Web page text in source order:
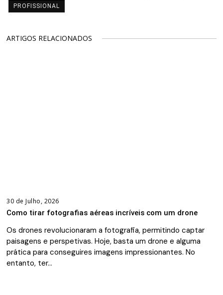
PROFISSIONAL
ARTIGOS RELACIONADOS
30 de Julho, 2026
Como tirar fotografias aéreas incríveis com um drone
Os drones revolucionaram a fotografia, permitindo captar
paisagens e perspetivas. Hoje, basta um drone e alguma
prática para conseguires imagens impressionantes. No
entanto, ter…